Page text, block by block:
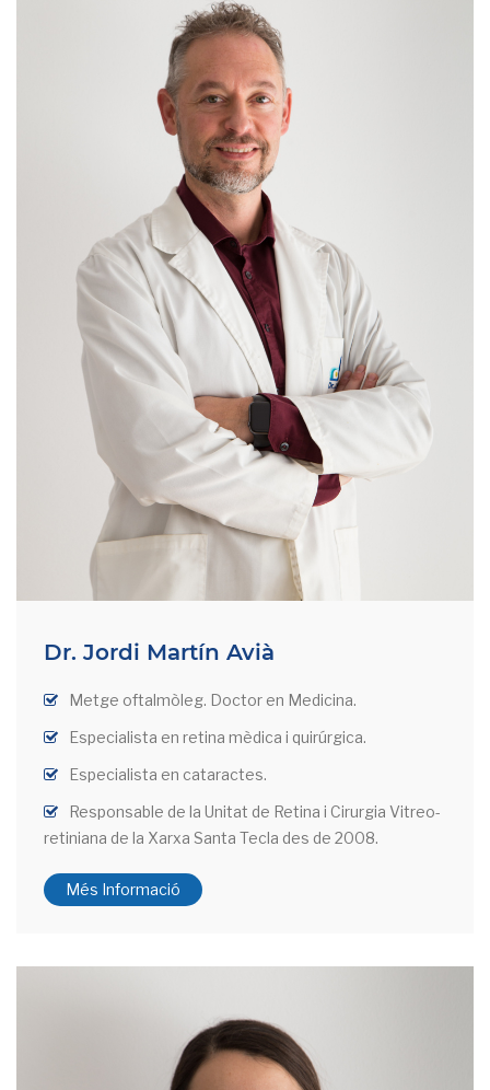
Dr. Jordi Martín Avià
Metge oftalmòleg. Doctor en Medicina.
Especialista en retina mèdica i quirúrgica.
Especialista en cataractes.
Responsable de la Unitat de Retina i Cirurgia Vitreo-
retiniana de la Xarxa Santa Tecla des de 2008.
Més Informació